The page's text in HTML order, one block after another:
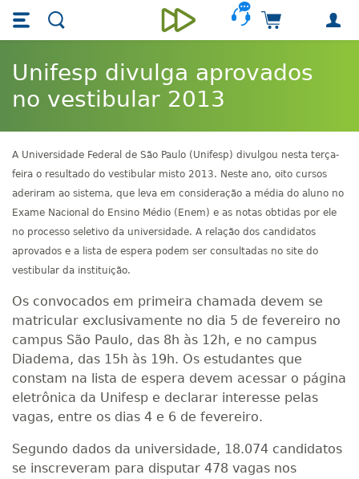
Skip main navigation
Skip to main content
Unieducar
Carrinho de
Unifesp divulga aprovados
no vestibular 2013
A Universidade Federal de São Paulo (Unifesp) divulgou nesta terça-
feira o resultado do vestibular misto 2013. Neste ano, oito cursos
aderiram ao sistema, que leva em consideração a média do aluno no
Exame Nacional do Ensino Médio (Enem) e as notas obtidas por ele
no processo seletivo da universidade. A relação dos candidatos
aprovados e a lista de espera podem ser consultadas no site do
vestibular da instituição.
Os convocados em primeira chamada devem se
matricular exclusivamente no dia 5 de fevereiro no
campus São Paulo, das 8h às 12h, e no campus
Diadema, das 15h às 19h. Os estudantes que
constam na lista de espera devem acessar o página
eletrônica da Unifesp e declarar interesse pelas
vagas, entre os dias 4 e 6 de fevereiro.
Segundo dados da universidade, 18.074 candidatos
se inscreveram para disputar 478 vagas nos